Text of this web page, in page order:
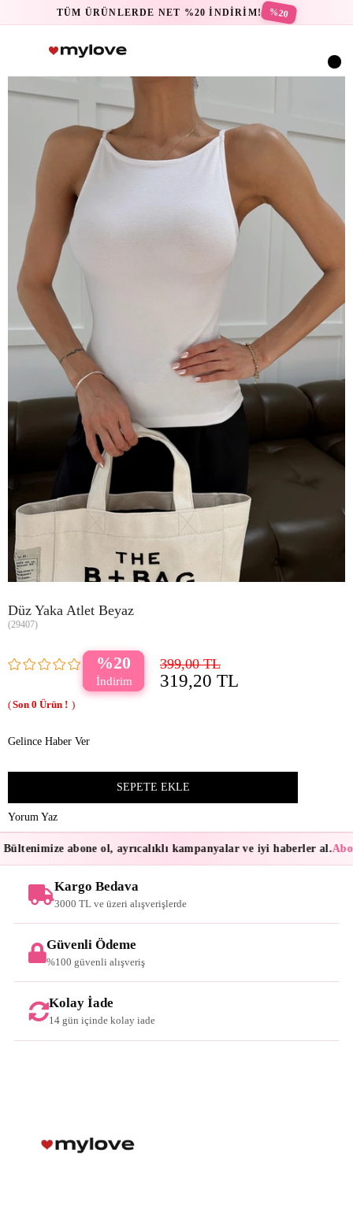
TÜM ÜRÜNLERDE NET %20 İNDİRİM! %20
Düz Yaka Atlet Beyaz
(29407)
20 399,00 TL
319,20 TL
0
Gelince Haber Ver
Yorum Yaz
abone ol, ayrıcalıklı kampanyalar ve iyi haberler al.
Kargo Bedava
3000 TL ve üzeri alışverişlerde
Güvenli Ödeme
%100 güvenli alışveriş
Kolay İade
14 gün içinde kolay iade